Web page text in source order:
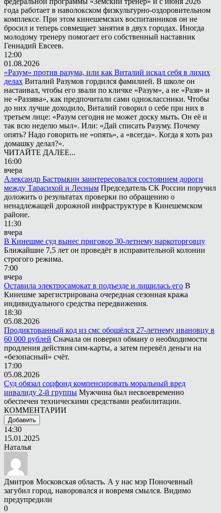
года работает в наволокском физкультурно-оздоровительном
комплексе. При этом кинешемских воспитанников он не
бросил и теперь совмещает занятия в двух городах. Иногда
молодому тренеру помогает его собственный наставник
Геннадий Евсеев.
12:00
01.08.2026
«Разум» против разума, или как Виталий искал себя в лихих
делах Виталий Разумов гордился фамилией. В школе он
настаивал, чтобы его звали по кличке «Разум», а не «Разя» и
не «Раззява», как предпочитали сами одноклассники. Чтобы
до них лучше доходило, Виталий говорил о себе при них в
третьем лице: «Разум сегодня не может доску мыть. Он её и
так всю неделю мыл». Или: «Дай списать Разуму. Почему
опять? Надо говорить не «опять», а «всегда». Когда я хоть раз
домашку делал?».
ЧИТАЙТЕ ДАЛЕЕ...
16:00
вчера
Александр Бастрыкин заинтересовался состоянием дороги
между Тарасихой и Лесным Председатель СК России поручил
доложить о результатах проверки по обращению о
ненадлежащей дорожной инфраструктуре в Кинешемском
районе.
11:30
вчера
В Кинешме суд вынес приговор 30-летнему наркоторговцу
Ближайшие 7,5 лет он проведёт в исправительной колонии
строгого режима.
7:00
вчера
Оставила электросамокат в подъезде и лишилась его В
Кинешме зарегистрирована очередная сезонная кража
индивидуального средства передвижения.
18:30
05.08.2026
Продиктованный код из смс обошёлся 27-летнему ивановцу в
60 000 рублей Сначала он поверил обману о необходимости
продления действия сим-карты, а затем перевёл деньги на
«безопасный» счёт.
17:00
05.08.2026
Суд обязал соцфонд компенсировать моральный вред
инвалиду 2-й группы Мужчина был несвоевременно
обеспечен техническими средствами реабилитации.
КОММЕНТАРИИ
Добавить
14:30
15.01.2025
Наталья
Дмитров Московская область. А у нас мэр Поночевный
загубил город, наворовался и вовремя смылся. Видимо
предупредили
0